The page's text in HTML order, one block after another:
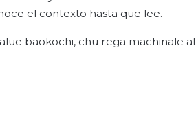
el contexto hasta que lee.
baokochi, chu rega machinale